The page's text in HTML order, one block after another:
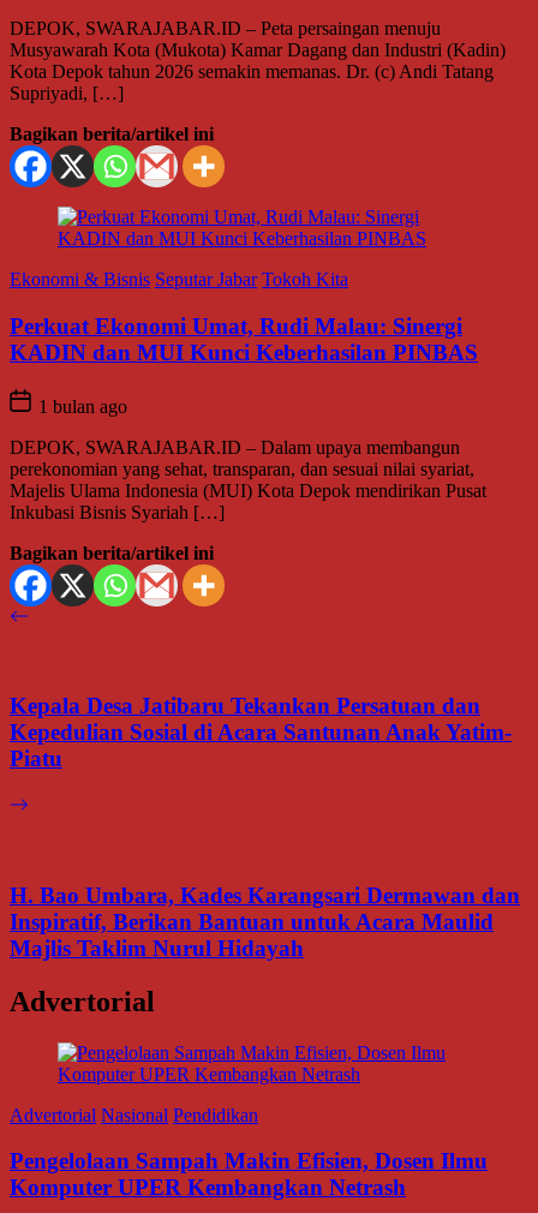
DEPOK, SWARAJABAR.ID – Peta persaingan menuju
Musyawarah Kota (Mukota) Kamar Dagang dan Industri (Kadin)
Kota Depok tahun 2026 semakin memanas. Dr. (c) Andi Tatang
Supriyadi, […]
Bagikan berita/artikel ini
Ekonomi & Bisnis Seputar Jabar Tokoh Kita
Perkuat Ekonomi Umat, Rudi Malau: Sinergi
KADIN dan MUI Kunci Keberhasilan PINBAS
1 bulan ago
DEPOK, SWARAJABAR.ID – Dalam upaya membangun
perekonomian yang sehat, transparan, dan sesuai nilai syariat,
Majelis Ulama Indonesia (MUI) Kota Depok mendirikan Pusat
Inkubasi Bisnis Syariah […]
Bagikan berita/artikel ini
Kepala Desa Jatibaru Tekankan Persatuan dan
Kepedulian Sosial di Acara Santunan Anak Yatim-
Piatu
H. Bao Umbara, Kades Karangsari Dermawan dan
Inspiratif, Berikan Bantuan untuk Acara Maulid
Majlis Taklim Nurul Hidayah
Advertorial
Advertorial Nasional Pendidikan
Pengelolaan Sampah Makin Efisien, Dosen Ilmu
Komputer UPER Kembangkan Netrash